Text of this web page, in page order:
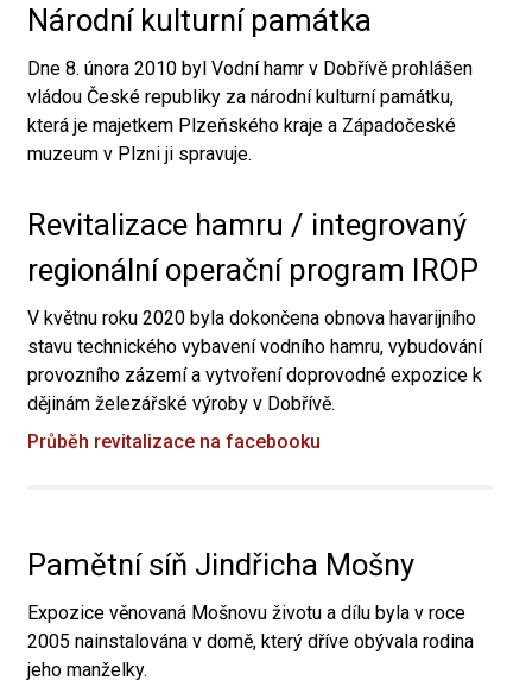
Národní kulturní památka
Dne 8. února 2010 byl Vodní hamr v Dobřívě prohlášen
vládou České republiky za národní kulturní památku,
která je majetkem Plzeňského kraje a Západočeské
muzeum v Plzni ji spravuje.
Revitalizace hamru / integrovaný
regionální operační program IROP
V květnu roku 2020 byla dokončena obnova havarijního
stavu technického vybavení vodního hamru, vybudování
provozního zázemí a vytvoření doprovodné expozice k
dějinám železářské výroby v Dobřívě.
Průběh revitalizace na facebooku
Pamětní síň Jindřicha Mošny
Expozice věnovaná Mošnovu životu a dílu byla v roce
2005 nainstalována v domě, který dříve obývala rodina
jeho manželky.